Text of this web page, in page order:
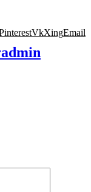
VkXingEmail